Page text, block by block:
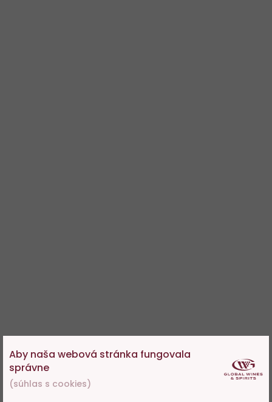
Aby naša webová stránka fungovala
správne
(súhlas s cookies)